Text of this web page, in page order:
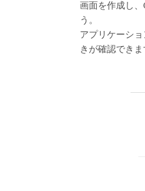
画面を作成し
う。
アプリケーシ
きが確認できま